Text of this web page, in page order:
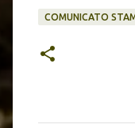
COMUNICATO